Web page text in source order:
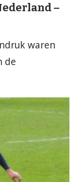
–
waren
de